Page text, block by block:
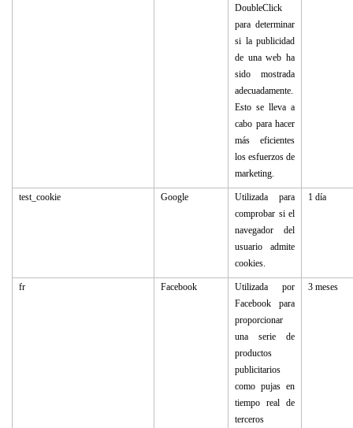
DoubleClick
para determinar
si la publicidad
de una web ha
sido mostrada
adecuadamente.
Esto se lleva a
cabo para hacer
más eficientes
los esfuerzos de
marketing.
test_cookie Google
Utilizada para
comprobar si el
navegador del
usuario admite
cookies.
1 día
fr Facebook
Utilizada por
Facebook para
proporcionar
una serie de
productos
publicitarios
como pujas en
tiempo real de
terceros
3 meses